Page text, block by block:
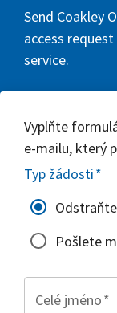
Send Coakley
access
service.
Vyplňte
e-mailu, který
Typ žádosti*
Pošlete
Celé jméno*